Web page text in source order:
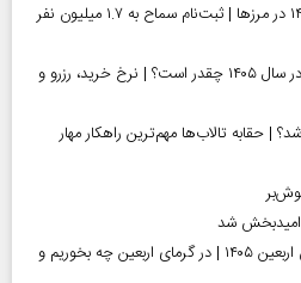
آغاز رسمی برنامه‌های اربعین ۱۴۰۵ در مرز‌ها | ثبت‌نام سماح به ۱.۷ میلیون نفر
قیمت قبر در بهشت زهرا (س) در سال ۱۴۰۵ چقدر است؟ | نرخ خرید، رزرو و
| حقابه تالاب‌ها مهم‌ترین راهکار مهار
شد
توصیه‌های تغذیه‌ای برای زائران اربعین ۱۴۰۵ | در گرمای اربعین چه بخوریم و